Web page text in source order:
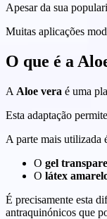
Apesar da sua
Muitas aplicações
O que é a
A Aloe vera é uma
Esta adaptação
A parte mais utilizada
O gel
O látex
É precisamente esta
antraquinónicos que